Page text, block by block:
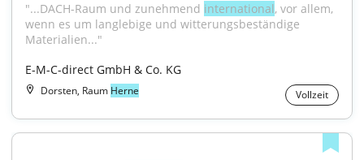
"...DACH-Raum und zunehmend international, vor allem,
wenn es um langlebige und witterungsbeständige
Materialien..."
E-M-C-direct GmbH & Co. KG
Dorsten, Raum Herne Vollzeit